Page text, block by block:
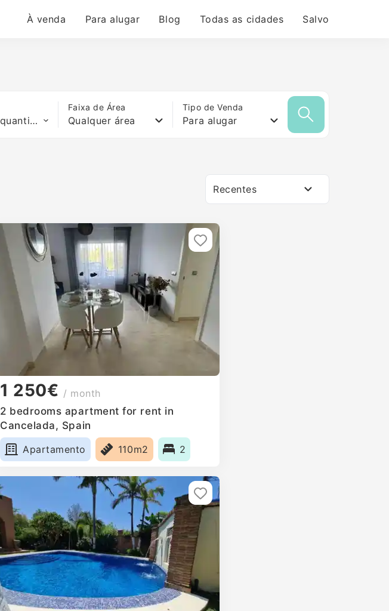
À venda Para alugar Blog Todas as cidades Salvo
Qualquer quantidade de quartos
Faixa de Área
Qualquer área
Tipo de Venda
Para alugar
Recentes
1 250€ / month
2 bedrooms apartment for rent in
Cancelada, Spain
Apartamento
110m2 2